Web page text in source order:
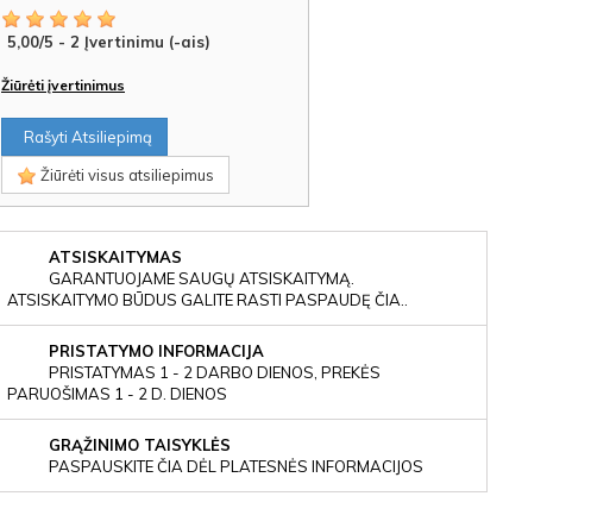
5,00/5 - 2 Įvertinimu (-ais)
Žiūrėti įvertinimus
Rašyti Atsiliepimą
Žiūrėti visus atsiliepimus
ATSISKAITYMAS
GARANTUOJAME SAUGŲ ATSISKAITYMĄ.
ATSISKAITYMO BŪDUS GALITE RASTI PASPAUDĘ ČIA..
PRISTATYMO INFORMACIJA
PRISTATYMAS 1 - 2 DARBO DIENOS, PREKĖS
PARUOŠIMAS 1 - 2 D. DIENOS
GRĄŽINIMO TAISYKLĖS
PASPAUSKITE ČIA DĖL PLATESNĖS INFORMACIJOS